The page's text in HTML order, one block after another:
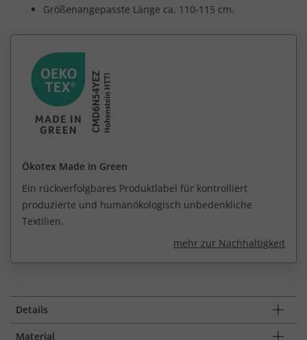
Größenangepasste Länge ca. 110-115 cm.
Ökotex Made in Green
Ein rückverfolgbares Produktlabel für kontrolliert
produzierte und humanökologisch unbedenkliche
Textilien.
mehr zur Nachhaltigkeit
Details
Material